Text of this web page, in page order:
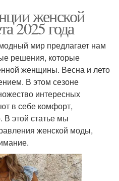
женской
2025 года
мир предлагает нам
решения, которые
женщины. Весна и лето
В этом сезоне
интересных
в себе комфорт,
В этой статье мы
женской моды,